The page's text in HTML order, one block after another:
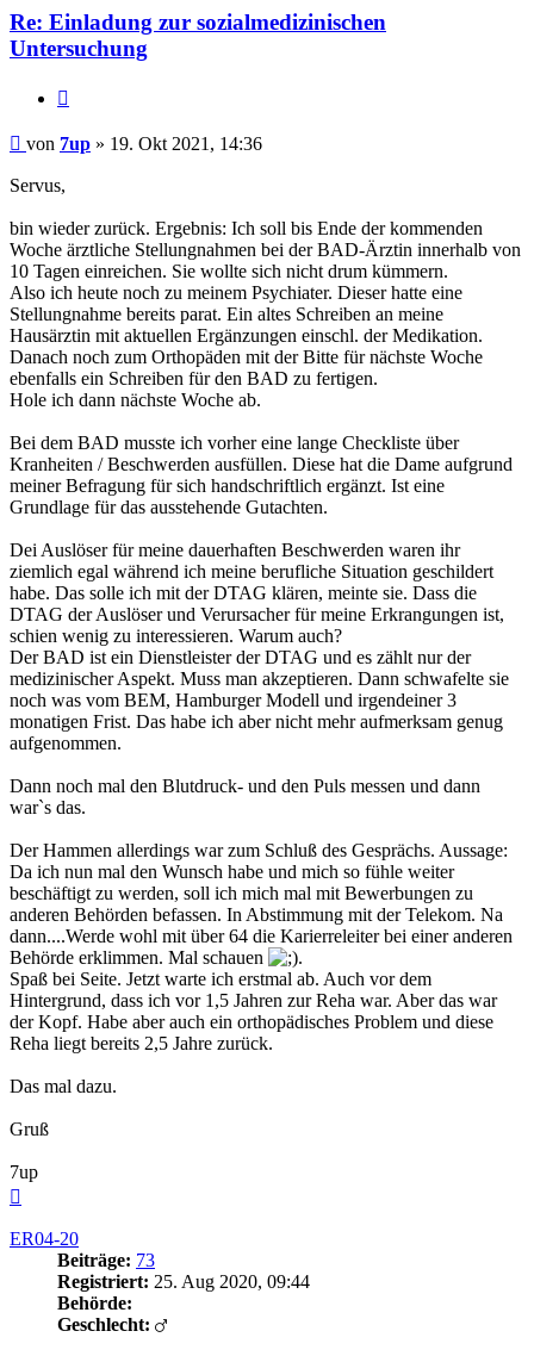
Re: Einladung zur sozialmedizinischen
Untersuchung
Beitrag
von 7up » 19. Okt 2021, 14:36
Servus,
bin wieder zurück. Ergebnis: Ich soll bis Ende der kommenden
Woche ärztliche Stellungnahmen bei der BAD-Ärztin innerhalb von
10 Tagen einreichen. Sie wollte sich nicht drum kümmern.
Also ich heute noch zu meinem Psychiater. Dieser hatte eine
Stellungnahme bereits parat. Ein altes Schreiben an meine
Hausärztin mit aktuellen Ergänzungen einschl. der Medikation.
Danach noch zum Orthopäden mit der Bitte für nächste Woche
ebenfalls ein Schreiben für den BAD zu fertigen.
Hole ich dann nächste Woche ab.
Bei dem BAD musste ich vorher eine lange Checkliste über
Kranheiten / Beschwerden ausfüllen. Diese hat die Dame aufgrund
meiner Befragung für sich handschriftlich ergänzt. Ist eine
Grundlage für das ausstehende Gutachten.
Dei Auslöser für meine dauerhaften Beschwerden waren ihr
ziemlich egal während ich meine berufliche Situation geschildert
habe. Das solle ich mit der DTAG klären, meinte sie. Dass die
DTAG der Auslöser und Verursacher für meine Erkrangungen ist,
schien wenig zu interessieren. Warum auch?
Der BAD ist ein Dienstleister der DTAG und es zählt nur der
medizinischer Aspekt. Muss man akzeptieren. Dann schwafelte sie
noch was vom BEM, Hamburger Modell und irgendeiner 3
monatigen Frist. Das habe ich aber nicht mehr aufmerksam genug
aufgenommen.
Dann noch mal den Blutdruck- und den Puls messen und dann
war`s das.
Der Hammen allerdings war zum Schluß des Gesprächs. Aussage:
Da ich nun mal den Wunsch habe und mich so fühle weiter
beschäftigt zu werden, soll ich mich mal mit Bewerbungen zu
anderen Behörden befassen. In Abstimmung mit der Telekom. Na
dann....Werde wohl mit über 64 die Karierreleiter bei einer anderen
Behörde erklimmen. Mal schauen
.
Spaß bei Seite. Jetzt warte ich erstmal ab. Auch vor dem
Hintergrund, dass ich vor 1,5 Jahren zur Reha war. Aber das war
der Kopf. Habe aber auch ein orthopädisches Problem und diese
Reha liegt bereits 2,5 Jahre zurück.
Das mal dazu.
Gruß
7up
ER04-20
Beiträge: 73
Registriert: 25. Aug 2020, 09:44
Behörde:
Geschlecht: